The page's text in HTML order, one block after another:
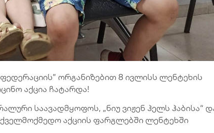
ორგანიზებით 8 ივლისს ლენტეხის
აქცია ჩატარდა!
საავადმყოფოს, „ნიუ ვიჟენ ჰელს ჰაბისა“
აქციის ფარგლებში ლენტეხში